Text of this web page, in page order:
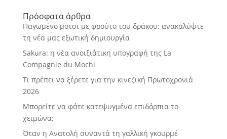
Πρόσφατα άρθρα
Παγωμένο μοτσι με φρούτο του δράκου: ανακαλύψτε
τη νέα μας εξωτική δημιουργία
Sakura: η νέα ανοιξιάτικη υπογραφή της La
Compagnie du Mochi
Τι πρέπει να ξέρετε για την κινεζική Πρωτοχρονιά
2026
Μπορείτε να φάτε κατεψυγμένα επιδόρπια το
χειμώνα;
Όταν η Ανατολή συναντά τη γαλλική γκουρμέ